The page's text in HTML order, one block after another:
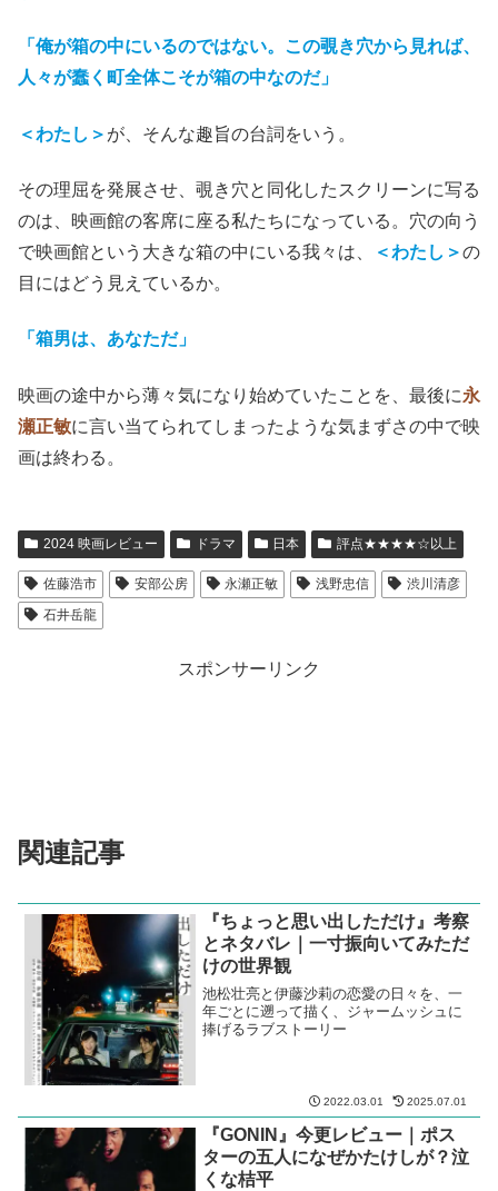
「俺が箱の中にいるのではない。この覗き穴から見れば、
人々が蠢く町全体こそが箱の中なのだ」
＜わたし＞ が、そんな趣旨の台詞をいう。
その理屈を発展させ、覗き穴と同化したスクリーンに写る
のは、映画館の客席に座る私たちになっている 。 穴の向う
で映画館という大きな箱の中にいる我々は、
＜わたし＞の
目にはどう見えているか。
「箱男は、あなただ」
映画の途中から薄々気になり始めていたことを、最後に永
瀬正敏に言い当てられてしまったような気まずさの中で映
画は終わる。
2024 映画レビュー ドラマ 日本 評点★★★★☆以上
佐藤浩市 安部公房 永瀬正敏 浅野忠信
渋川清彦
石井岳龍
スポンサーリンク
関連記事
『ちょっと思い出しただけ』考察
とネタバレ｜一寸振向いてみただ
けの世界観
池松壮亮と伊藤沙莉の恋愛の日々を、一
年ごとに遡って描く、ジャームッシュに
捧げるラブストーリー
2022.03.01 2025.07.01
『GONIN』今更レビュー｜ポス
ターの五人になぜかたけしが？泣
くな桔平